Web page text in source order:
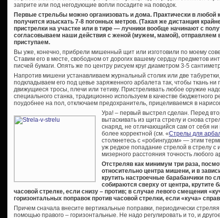
заприте или под негодующие вопли посадите на поводок.
Первые стрельбы можно организовать и дома. Практически в любой
получится изыскать 7-8 погонных метров. (Такая же дистанция
пристрелки на участке или в тире — лучники вообще начинают с
согласовываем наши действия с женой (мужем, мамой), отправляем
приступаем.
Вы уже, конечно, прибрели мишенный щит или изготовили по моему
Ставим его в месте, свободном от дорогих вашему сердцу предметов
писчей бумаги. Опять же по центру рисуем круг диаметром 3-5
Напротив мишени устанавливаем журнальный столик или две
подкладываем его под цевье заряженного арбалета так, чтобы ткань ни
движущиеся тросы, плечи или тетиву. Пристреливать любое оружие
специального станка, традиционно используем в качестве
поудобнее на пол, отключаем предохранитель, прицеливаемся в
Ура! – первый выстрел сделан. Перед
вытаскивать из щита стрелу и снова
снаряд, не отличающийся сам от себя
более корректной (см. «Стрелы для
столкнетесь с «робингудом» — этим
уж редкое попадание стрелой в стрелу с
мизерного расстояния точность любого
Отстреляв как минимум три раза,
относительно центра мишени, и в
крутить настроечные барабанчики по
собираются сверху от центра, крутите
часовой стрелке, если снизу – против; в случае левого смещения
горизонтальных поправок против часовой стрелки, если «куча»
Причем сначала внесите вертикальные поправки, периодически
помощью правого – горизонтальные. Не надо регулировать и то, и